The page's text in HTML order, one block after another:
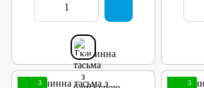
3 3